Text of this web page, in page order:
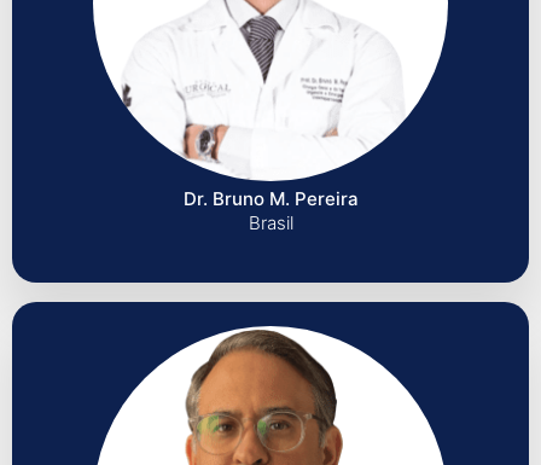
Dr. Bruno M. Pereira
Brasil